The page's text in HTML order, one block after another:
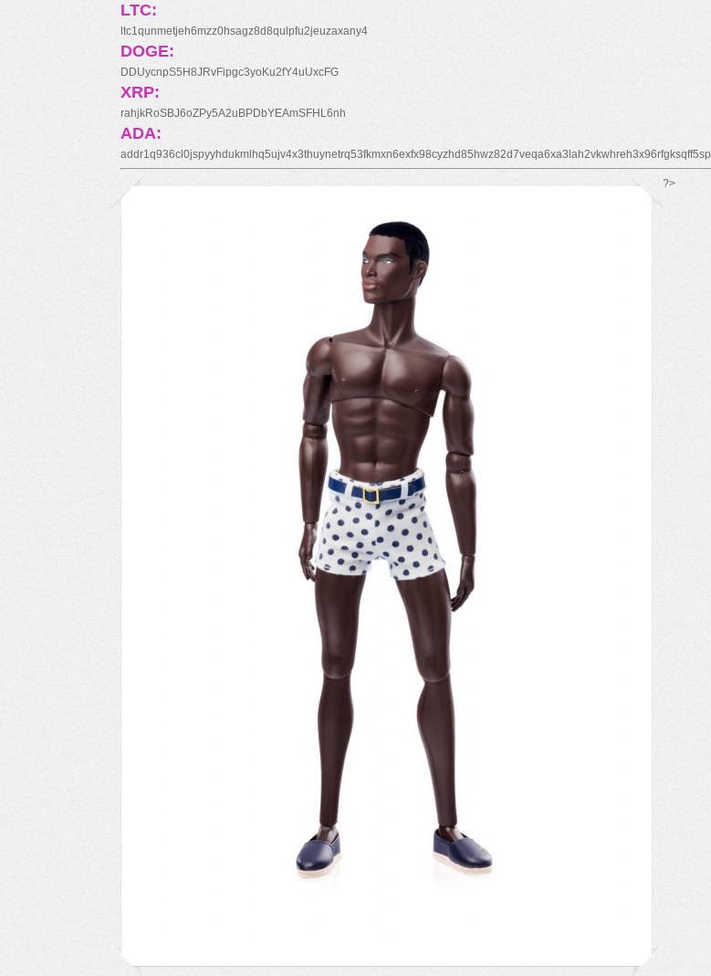
LTC:
ltc1qunmetjeh6mzz0hsagz8d8qulpfu2jeuzaxany4
DOGE:
DDUycnpS5H8JRvFipgc3yoKu2fY4uUxcFG
XRP:
rahjkRoSBJ6oZPy5A2uBPDbYEAmSFHL6nh
ADA:
addr1q936cl0jspyyhdukmlhq5ujv4x3thuynetrq53fkmxn6exfx98cyzhd85hwz82d7veqa6xa3lah2vkwhreh3x96rfgksqff5sp
*/ ?>